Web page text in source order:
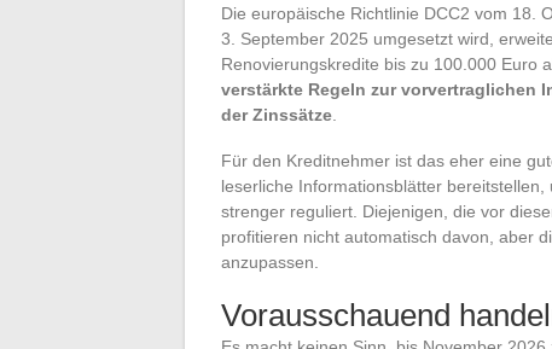
Die europäische Richtlinie DCC2 vom 18.
3. September 2025 umgesetzt wird,
Renovierungskredite bis zu 100.000 Euro
verstärkte Regeln zur vorvertraglichen
der Zinssätze
Für den Kreditnehmer ist das eher eine
leserliche Informationsblätter
strenger reguliert. Diejenigen, die vor
profitieren nicht automatisch davon, aber
anzupassen.
Vorausschauend